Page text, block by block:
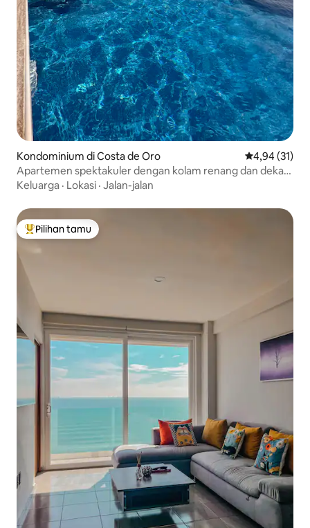
Kondominium di Costa de Oro Nilai rata-rata
4,94 (31)
Apartemen spektakuler dengan kolam renang dan dekat
laut
Keluarga · Lokasi · Jalan-jalan
Pilihan tamu terpopuler
Pilihan tamu